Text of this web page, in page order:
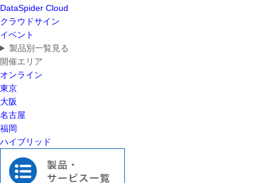
DataSpider Cloud
クラウドサイン
イベント
製品別一覧見る
開催エリア
オンライン
東京
大阪
名古屋
福岡
ハイブリッド